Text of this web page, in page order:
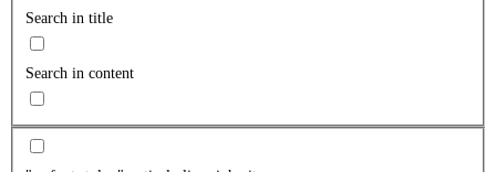
Search in title
Search in content